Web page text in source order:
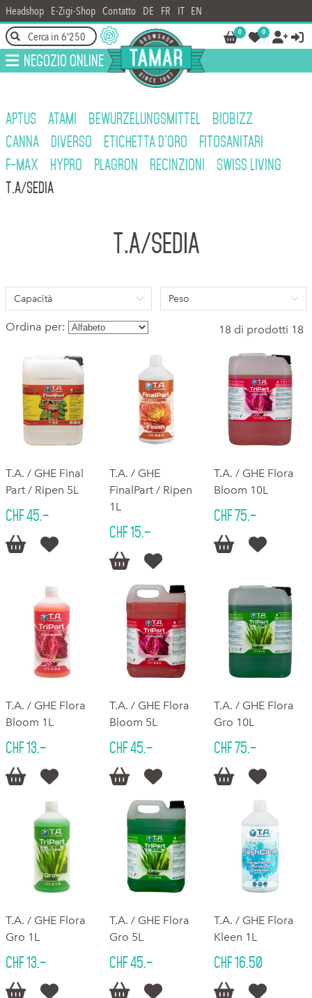
Headshop E-Zigi-Shop Contatto DE FR IT EN
0 0  
Negozio online
APTUS ATAMI BEWURZELUNGSMITTEL
BIOBIZZ
CANNA
DIVERSO ETICHETTA D'ORO
FITOSANITARI
F-MAX
HYPRO PLAGRON RECINZIONI
SWISS LIVING
T.A/SEDIA
T.A/SEDIA
Capacità Peso
Ordina per: 18 di prodotti 18
T.A. / GHE Final
Part / Ripen 5L
CHF 45.–
 
T.A. / GHE
FinalPart / Ripen
1L
CHF 15.–
 
T.A. / GHE Flora
Bloom 10L
CHF 75.–
 
T.A. / GHE Flora
Bloom 1L
CHF 13.–
 
T.A. / GHE Flora
Bloom 5L
CHF 45.–
 
T.A. / GHE Flora
Gro 10L
CHF 75.–
 
T.A. / GHE Flora
Gro 1L
CHF 13.–
 
T.A. / GHE Flora
Gro 5L
CHF 45.–
 
T.A. / GHE Flora
Kleen 1L
CHF 16.50
 